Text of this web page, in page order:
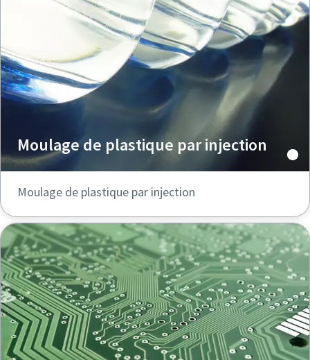
Moulage de plastique par injection
Moulage de plastique par injection